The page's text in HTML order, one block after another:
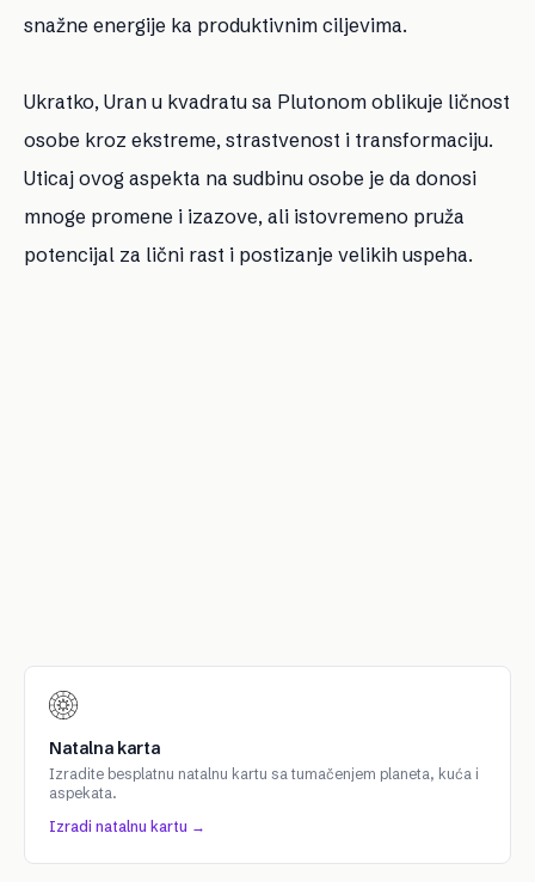
snažne energije ka produktivnim ciljevima.
Ukratko, Uran u kvadratu sa Plutonom oblikuje ličnost
osobe kroz ekstreme, strastvenost i transformaciju.
Uticaj ovog aspekta na sudbinu osobe je da donosi
mnoge promene i izazove, ali istovremeno pruža
potencijal za lični rast i postizanje velikih uspeha.
Natalna karta
Izradite besplatnu natalnu kartu sa tumačenjem planeta, kuća i
aspekata.
Izradi natalnu kartu →